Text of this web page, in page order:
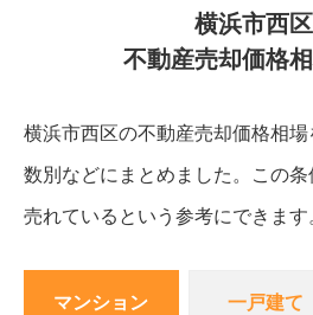
横浜市西
不動産売却価格
横浜市西区の不動産売却価格相
数別などにまとめました。 この
売れているという参考にできます
マンション 一戸建て